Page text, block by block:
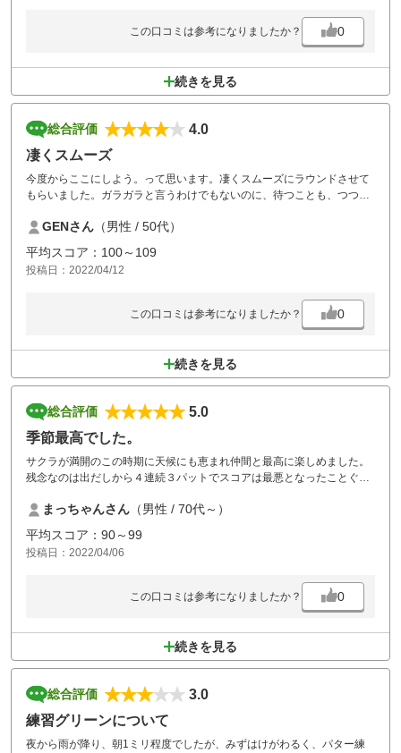
この口コミは参考になりましたか？ 0
続きを見る
総合評価
4.0
凄くスムーズ
今度からここにしよう。って思います。凄くスムーズにラウンドさせて
もらいました。ガラガラと言うわけでもないのに、待つことも、つつか
そういえば、目土のバケツとスコップがカートにありませんでした。
GENさん （男性 / 50代）
平均スコア：100～109
投稿日：2022/04/12
この口コミは参考になりましたか？ 0
続きを見る
総合評価
5.0
季節最高でした。
サクラが満開のこの時期に天候にも恵まれ仲間と最高に楽しめました。
残念なのは出だしから４連続３パットでスコアは最悪となったことぐら
者もグリーンには泣かされていたようで納得です。
まっちゃんさん （男性 / 70代～）
平均スコア：90～99
投稿日：2022/04/06
この口コミは参考になりましたか？ 0
続きを見る
総合評価
3.0
練習グリーンについて
夜から雨が降り、朝1ミリ程度でしたが、みずはけがわるく、パター練